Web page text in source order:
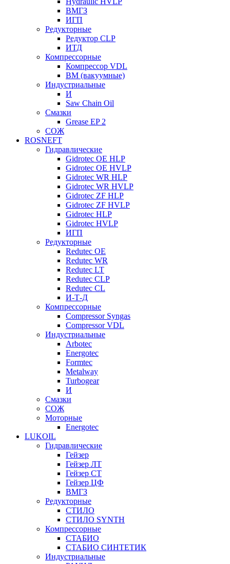
ВМГЗ
ИГП
Редукторные
Редуктор CLP
ИТД
Компрессорные
Компрессор VDL
ВМ (вакуумные)
Индустриальные
И
Saw Chain Oil
Смазки
Grease EP 2
СОЖ
ROSNEFT
Гидравлические
Gidrotec OE HLP
Gidrotec OE HVLP
Gidrotec WR HLP
Gidrotec WR HVLP
Gidrotec ZF HLP
Gidrotec ZF HVLP
Gidrotec HLP
Gidrotec HVLP
ИГП
Редукторные
Redutec OE
Redutec WR
Redutec LT
Redutec CLP
Redutec CL
И-Т-Д
Компрессорные
Compressor Syngas
Compressor VDL
Индустриальные
Arbotec
Energotec
Formtec
Metalway
Turbogear
И
Смазки
СОЖ
Моторные
Energotec
LUKOIL
Гидравлические
Гейзер
Гейзер ЛТ
Гейзер СТ
Гейзер ЦФ
ВМГЗ
Редукторные
СТИЛО
СТИЛО SYNTH
Компрессорные
СТАБИО
СТАБИО СИНТЕТИК
Индустриальные